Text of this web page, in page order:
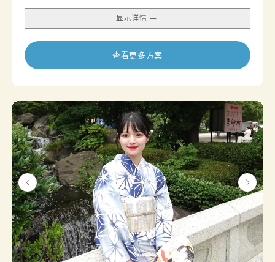
的穿搭，展现您独特的品味与风采。
显示详情
查看更多方案